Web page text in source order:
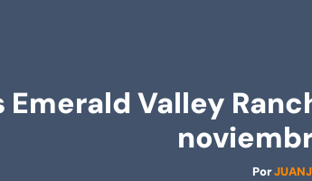
Emerald Valley
Por